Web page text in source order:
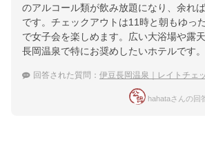
のアルコール類が飲み放題になり、余れ
です。チェックアウトは11時と朝もゆっ
で女子会を楽しめます。広い大浴場や露
長岡温泉で特にお奨めしたいホテルです。
回答された質問： 伊豆長岡温泉｜レイトチェックアウトのプランあ
hahataさんの回